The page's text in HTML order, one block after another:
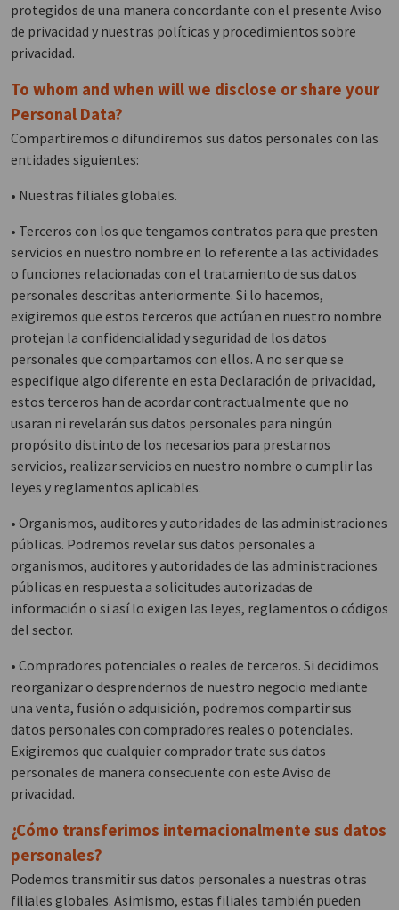
protegidos de una manera concordante con el presente Aviso
de privacidad y nuestras políticas y procedimientos sobre
privacidad.
To whom and when will we disclose or share your
Personal Data?
Compartiremos o difundiremos sus datos personales con las
entidades siguientes:
• Nuestras filiales globales.
• Terceros con los que tengamos contratos para que presten
servicios en nuestro nombre en lo referente a las actividades
o funciones relacionadas con el tratamiento de sus datos
personales descritas anteriormente. Si lo hacemos,
exigiremos que estos terceros que actúan en nuestro nombre
protejan la confidencialidad y seguridad de los datos
personales que compartamos con ellos. A no ser que se
especifique algo diferente en esta Declaración de privacidad,
estos terceros han de acordar contractualmente que no
usaran ni revelarán sus datos personales para ningún
propósito distinto de los necesarios para prestarnos
servicios, realizar servicios en nuestro nombre o cumplir las
leyes y reglamentos aplicables.
• Organismos, auditores y autoridades de las administraciones
públicas. Podremos revelar sus datos personales a
organismos, auditores y autoridades de las administraciones
públicas en respuesta a solicitudes autorizadas de
información o si así lo exigen las leyes, reglamentos o códigos
del sector.
• Compradores potenciales o reales de terceros. Si decidimos
reorganizar o desprendernos de nuestro negocio mediante
una venta, fusión o adquisición, podremos compartir sus
datos personales con compradores reales o potenciales.
Exigiremos que cualquier comprador trate sus datos
personales de manera consecuente con este Aviso de
privacidad.
¿Cómo transferimos internacionalmente sus datos
personales?
Podemos transmitir sus datos personales a nuestras otras
filiales globales. Asimismo, estas filiales también pueden